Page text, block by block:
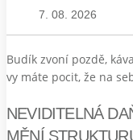
7. 08. 2026
Budík zvoní pozdě,
vy máte pocit, že na
NEVIDITELNÁ
MĚNÍ